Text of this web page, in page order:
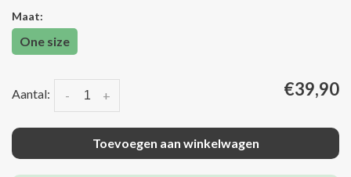
Maat:
One size
Aantal: +
- €39,90
Toevoegen aan winkelwagen